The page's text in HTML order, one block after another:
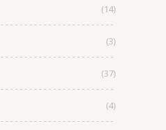
(14)
(3)
(37)
(4)